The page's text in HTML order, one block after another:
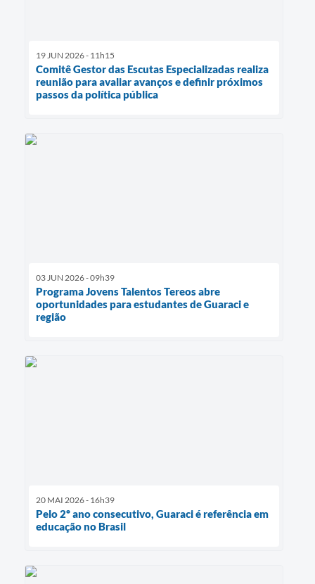
19 JUN 2026 - 11h15
Comitê Gestor das Escutas Especializadas realiza
reunião para avaliar avanços e definir próximos
passos da política pública
03 JUN 2026 - 09h39
Programa Jovens Talentos Tereos abre
oportunidades para estudantes de Guaraci e
região
20 MAI 2026 - 16h39
Pelo 2º ano consecutivo, Guaraci é referência em
educação no Brasil